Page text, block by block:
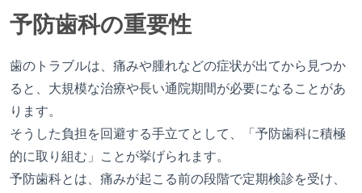
予防歯科の重要性
歯のトラブルは、痛みや腫れなどの症状が出てから見つか
ると、大規模な治療や長い通院期間が必要になることがあ
ります。
そうした負担を回避する手立てとして、「予防歯科に積極
的に取り組む」ことが挙げられます。
予防歯科とは、痛みが起こる前の段階で定期検診を受け、